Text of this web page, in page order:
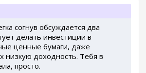
согнув обсуждается два
делать инвестиции в
ценные бумаги, даже
низкую доходность. Тебя в
просто.